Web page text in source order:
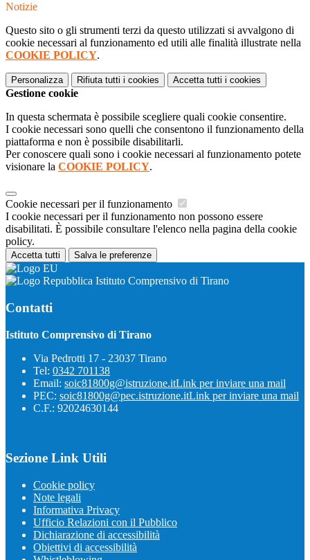
Notizie
Questo sito o gli strumenti terzi da questo utilizzati si avvalgono di
cookie necessari al funzionamento ed utili alle finalità illustrate nella
COOKIE POLICY.
Personalizza Rifiuta tutti i cookies Accetta tutti i cookies
Gestione cookie
In questa schermata è possibile scegliere quali cookie consentire.
I cookie necessari sono quelli che consentono il funzionamento della
piattaforma e non è possibile disabilitarli.
Per conoscere quali sono i cookie necessari al funzionamento potete
visionare la COOKIE POLICY.
Cookie necessari per il funzionamento
I cookie necessari per il funzionamento non possono essere
disabilitati. È possibile consultare l'elenco nella pagina della cookie
policy.
Accetta tutti Salva le preferenze
Istituto Comprensivo di Tirano
Contatti
Istituto Comprensivo di Tirano
Via Pedrotti 17 - 23037 Tirano
Tel: 0342 701138
Email: soic81800g@istruzione.itLink per inviare una mail
PEC: soic81800g@pec.istruzione.itLink per inviare una mail
C.F.: 92024630144
Sezione Link Utili
Cookie policy
Note legali
Informativa Privacy
Ufficio Relazioni con il Pubblico
Dichiarazione di accessibilità
Obiettivi di accessibilità